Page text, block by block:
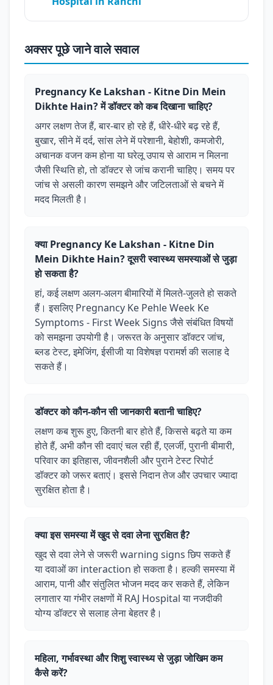
अक्सर पूछे जाने वाले सवाल
Pregnancy Ke Lakshan - Kitne Din Mein
Dikhte Hain? में डॉक्टर को कब दिखाना चाहिए?
अगर लक्षण तेज हैं, बार-बार हो रहे हैं, धीरे-धीरे बढ़ रहे हैं,
बुखार, सीने में दर्द, सांस लेने में परेशानी, बेहोशी, कमजोरी,
अचानक वजन कम होना या घरेलू उपाय से आराम न मिलना
जैसी स्थिति हो, तो डॉक्टर से जांच करानी चाहिए। समय पर
जांच से असली कारण समझने और जटिलताओं से बचने में
मदद मिलती है।
क्या Pregnancy Ke Lakshan - Kitne Din
Mein Dikhte Hain? दूसरी स्वास्थ्य समस्याओं से जुड़ा
हो सकता है?
हां, कई लक्षण अलग-अलग बीमारियों में मिलते-जुलते हो सकते
हैं। इसलिए Pregnancy Ke Pehle Week Ke
Symptoms - First Week Signs जैसे संबंधित विषयों
को समझना उपयोगी है। जरूरत के अनुसार डॉक्टर जांच,
ब्लड टेस्ट, इमेजिंग, ईसीजी या विशेषज्ञ परामर्श की सलाह दे
सकते हैं।
डॉक्टर को कौन-कौन सी जानकारी बतानी चाहिए?
लक्षण कब शुरू हुए, कितनी बार होते हैं, किससे बढ़ते या कम
होते हैं, अभी कौन सी दवाएं चल रही हैं, एलर्जी, पुरानी बीमारी,
परिवार का इतिहास, जीवनशैली और पुराने टेस्ट रिपोर्ट
डॉक्टर को जरूर बताएं। इससे निदान तेज और उपचार ज्यादा
सुरक्षित होता है।
क्या इस समस्या में खुद से दवा लेना सुरक्षित है?
खुद से दवा लेने से जरूरी warning signs छिप सकते हैं
या दवाओं का interaction हो सकता है। हल्की समस्या में
आराम, पानी और संतुलित भोजन मदद कर सकते हैं, लेकिन
लगातार या गंभीर लक्षणों में RAJ Hospital या नजदीकी
योग्य डॉक्टर से सलाह लेना बेहतर है।
महिला, गर्भावस्था और शिशु स्वास्थ्य से जुड़ा जोखिम कम
कैसे करें?